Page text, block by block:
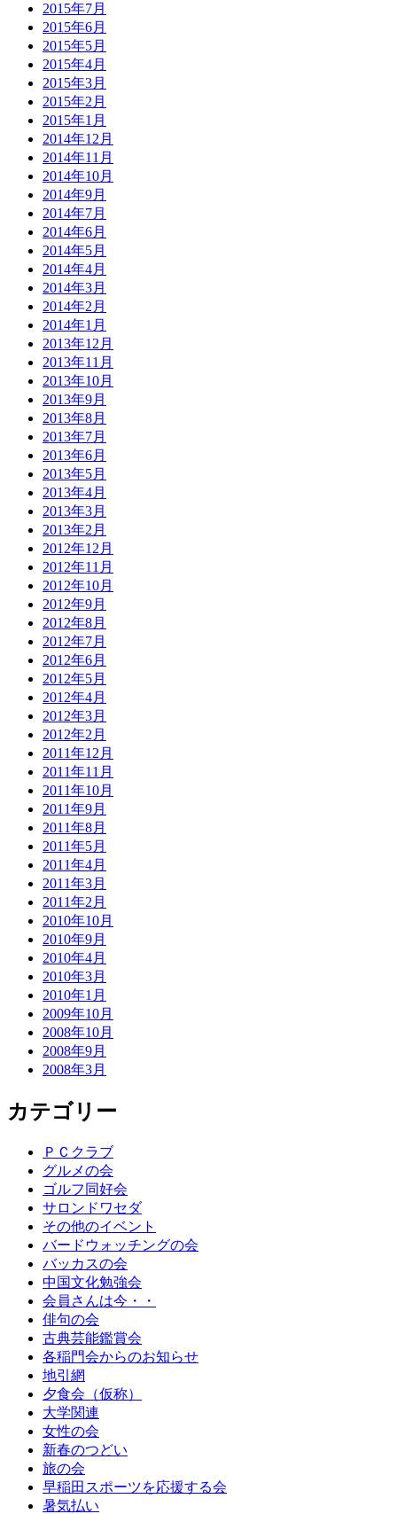
2015年7月
2015年6月
2015年5月
2015年4月
2015年3月
2015年2月
2015年1月
2014年12月
2014年11月
2014年10月
2014年9月
2014年7月
2014年6月
2014年5月
2014年4月
2014年3月
2014年2月
2014年1月
2013年12月
2013年11月
2013年10月
2013年9月
2013年8月
2013年7月
2013年6月
2013年5月
2013年4月
2013年3月
2013年2月
2012年12月
2012年11月
2012年10月
2012年9月
2012年8月
2012年7月
2012年6月
2012年5月
2012年4月
2012年3月
2012年2月
2011年12月
2011年11月
2011年10月
2011年9月
2011年8月
2011年5月
2011年4月
2011年3月
2011年2月
2010年10月
2010年9月
2010年4月
2010年3月
2010年1月
2009年10月
2008年10月
2008年9月
2008年3月
カテゴリー
ＰＣクラブ
グルメの会
ゴルフ同好会
サロンドワセダ
その他のイベント
バードウォッチングの会
バッカスの会
中国文化勉強会
会員さんは今・・
俳句の会
古典芸能鑑賞会
各稲門会からのお知らせ
地引網
夕食会（仮称）
大学関連
女性の会
新春のつどい
旅の会
早稲田スポーツを応援する会
暑気払い